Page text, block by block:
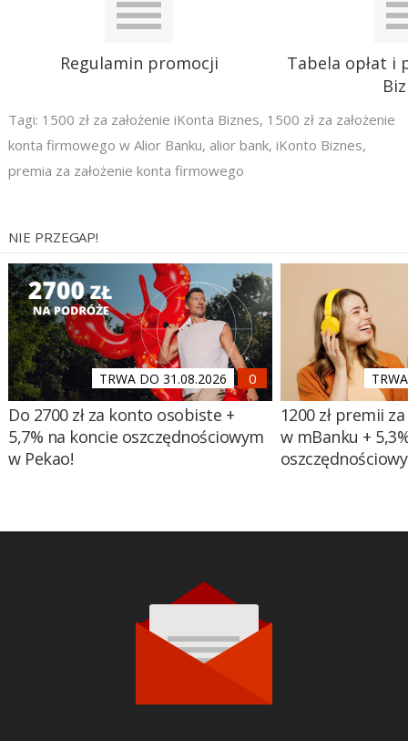
Regulamin promocji
Tabela opłat i
Tagi: 1500 zł za założenie iKonta Biznes, 1500 zł za założenie
konta firmowego w Alior Banku, alior bank, iKonto Biznes,
premia za założenie konta firmowego
NIE PRZEGAP!
TRWA DO 31.08.2026
Do 2700 zł za konto osobiste +
5,7% na koncie oszczędnościowym
w Pekao!
1200 zł premii
w mBanku +